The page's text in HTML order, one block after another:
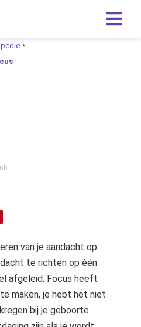
van je aandacht op
te richten op één
afgeleid. Focus heeft
maken, je hebt het niet
bij je geboorte.